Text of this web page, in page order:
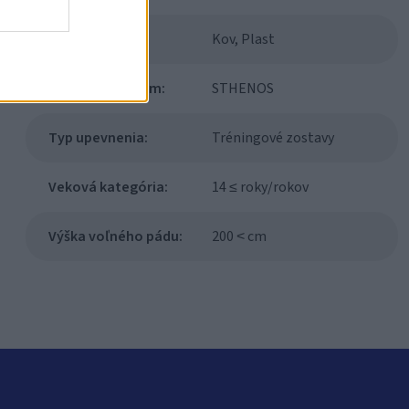
Kov, Plast
Modulový systém: STHENOS
Typ upevnenia: Tréningové zostavy
Veková kategória: 14 ≤ roky/rokov
Výška voľného pádu: 200 ˂ cm